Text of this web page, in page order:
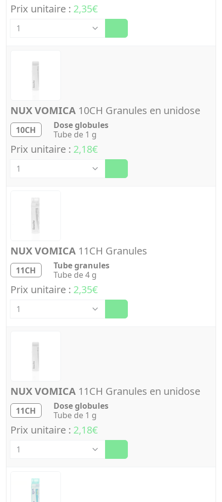
Prix unitaire : 2,35€
NUX VOMICA 10CH Granules en unidose
10CH
Dose globules
Tube de 1 g
Prix unitaire : 2,18€
NUX VOMICA 11CH Granules
11CH
Tube granules
Tube de 4 g
Prix unitaire : 2,35€
NUX VOMICA 11CH Granules en unidose
11CH
Dose globules
Tube de 1 g
Prix unitaire : 2,18€